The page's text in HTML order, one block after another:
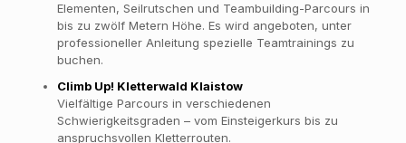
Elementen, Seilrutschen und Teambuilding-Parcours in
bis zu zwölf Metern Höhe. Es wird angeboten, unter
professioneller Anleitung spezielle Teamtrainings zu
buchen.
Climb Up! Kletterwald Klaistow
Vielfältige Parcours in verschiedenen
Schwierigkeitsgraden – vom Einsteigerkurs bis zu
anspruchsvollen Kletterrouten.